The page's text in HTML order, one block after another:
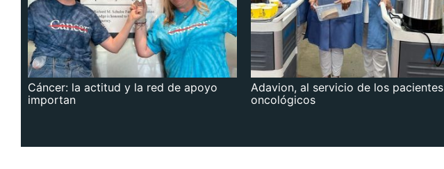
Cáncer: la actitud y la red de apoyo
importan
Adavion, al servicio de los pacientes
oncológicos